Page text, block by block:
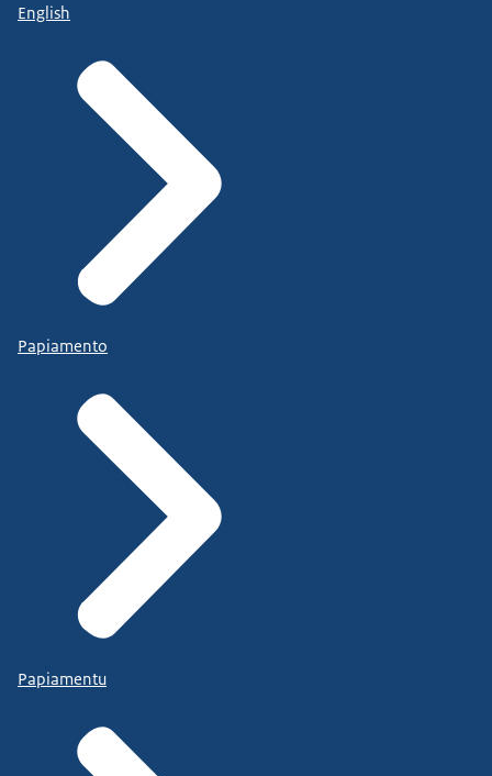
English
Papiamento
Papiamentu